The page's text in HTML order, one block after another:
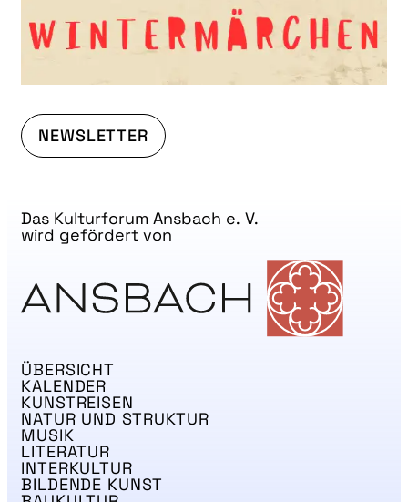
NEWSLETTER
ÜBERSICHT
KALENDER
KUNSTREISEN
NATUR UND STRUKTUR
MUSIK
LITERATUR
INTERKULTUR
BILDENDE KUNST
Das Kulturforum Ansbach e. V.
wird gefördert von